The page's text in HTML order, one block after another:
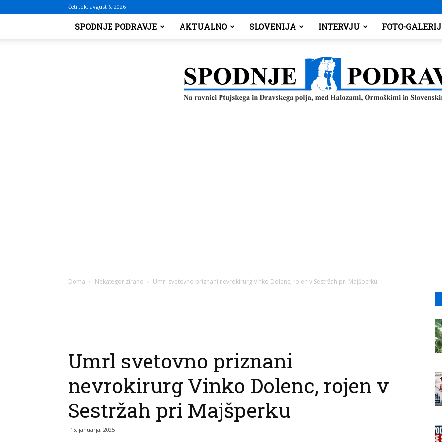
četrtek, avgust 6, 2026
SPODNJE PODRAVJE AKTUALNO SLOVENIJA INTERVJU FOTO-
Doma Nekategorizirano Umrl svetovno priznani nevrokirurg Vinko Dolenc, rojen v Sestržah pri Majšperku
Umrl svetovno priznani
nevrokirurg Vinko Dolenc, rojen v
Sestržah pri Majšperku
16. januarja, 2025